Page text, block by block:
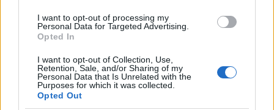
I want to opt-out of processing my
Personal Data for Targeted Advertising.
Opted In
I want to opt-out of Collection, Use,
Retention, Sale, and/or Sharing of my
Personal Data that Is Unrelated with the
Purposes for which it was collected.
Opted Out
17 éve
@csiszi: ez a legjobb app? atyavilág, milyen lehet a
többi akkor?
Bitorrent